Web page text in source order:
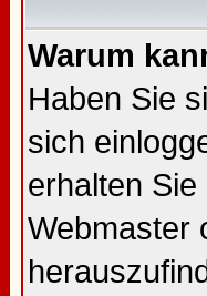
Warum
Haben Sie
sich
erhalten
Webmaster